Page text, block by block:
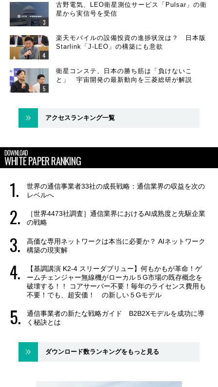
古野電気、LEO衛星測位サービス「Pulsar」の衛
星から実信号を受信
楽天モバイルの設備投資の進捗状況は？ 日本版
Starlink「J-LEO」の構築にも意欲
衛星コンステ、日本の勝ち筋は「負けないこ
と」 宇宙開発の最新動向を三菱総研が解説
アクセスランキング一覧
DOWNLOAD
WHITE PAPER RANKING
世界の通信事業者33社の成長戦略：通信業界の収益を次の
レベルへ
［世界4473社調査］通信業界におけるAI成熟度と先駆企業
の戦略
高価な専用ネットワークは本当に必要か？ AIネットワーク
構築の現実解
【基調講演 K2-4 スリーダブリュー】何もかもが革命！ゲ
ームチェンジャー無線機がローカル５G市場の既存概念を
破壊する！！ コアサーバー不要！毎年のライセンス費用も
不要！でも、超安価！ の新しい５Gモデル
通信事業者の新たな戦略ガイド B2B2Xモデルを成功に導
く秘訣とは
ダウンロード数ランキングをもっと見る